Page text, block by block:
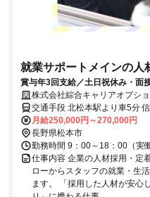
就業サポートメインの人
賞与年3回支給／土日祝休み・面
株式会社綜合キャリアオプシ
交通手段 北松本駅より車5分
【最寄り駅】 ・ＪＲ大糸線「
月給250,000円～270,000円
長野県松本市
勤務時間 9：00～18：00（実
仕事内容 企業の人材採用・定
ローからスタッフの就業・生
ます。 「採用した人材が安心